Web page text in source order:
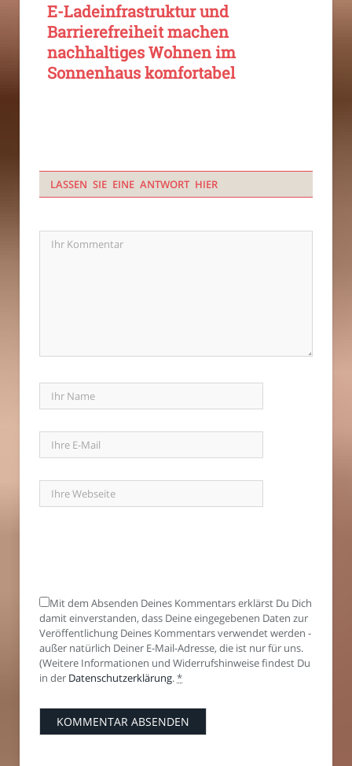
E-Ladeinfrastruktur und
Barrierefreiheit machen
nachhaltiges Wohnen im
Sonnenhaus komfortabel
LASSEN SIE EINE ANTWORT HIER
Mit dem Absenden Deines Kommentars erklärst Du Dich
damit einverstanden, dass Deine eingegebenen Daten zur
Veröffentlichung Deines Kommentars verwendet werden -
außer natürlich Deiner E-Mail-Adresse, die ist nur für uns.
(Weitere Informationen und Widerrufshinweise findest Du
in der Datenschutzerklärung.*